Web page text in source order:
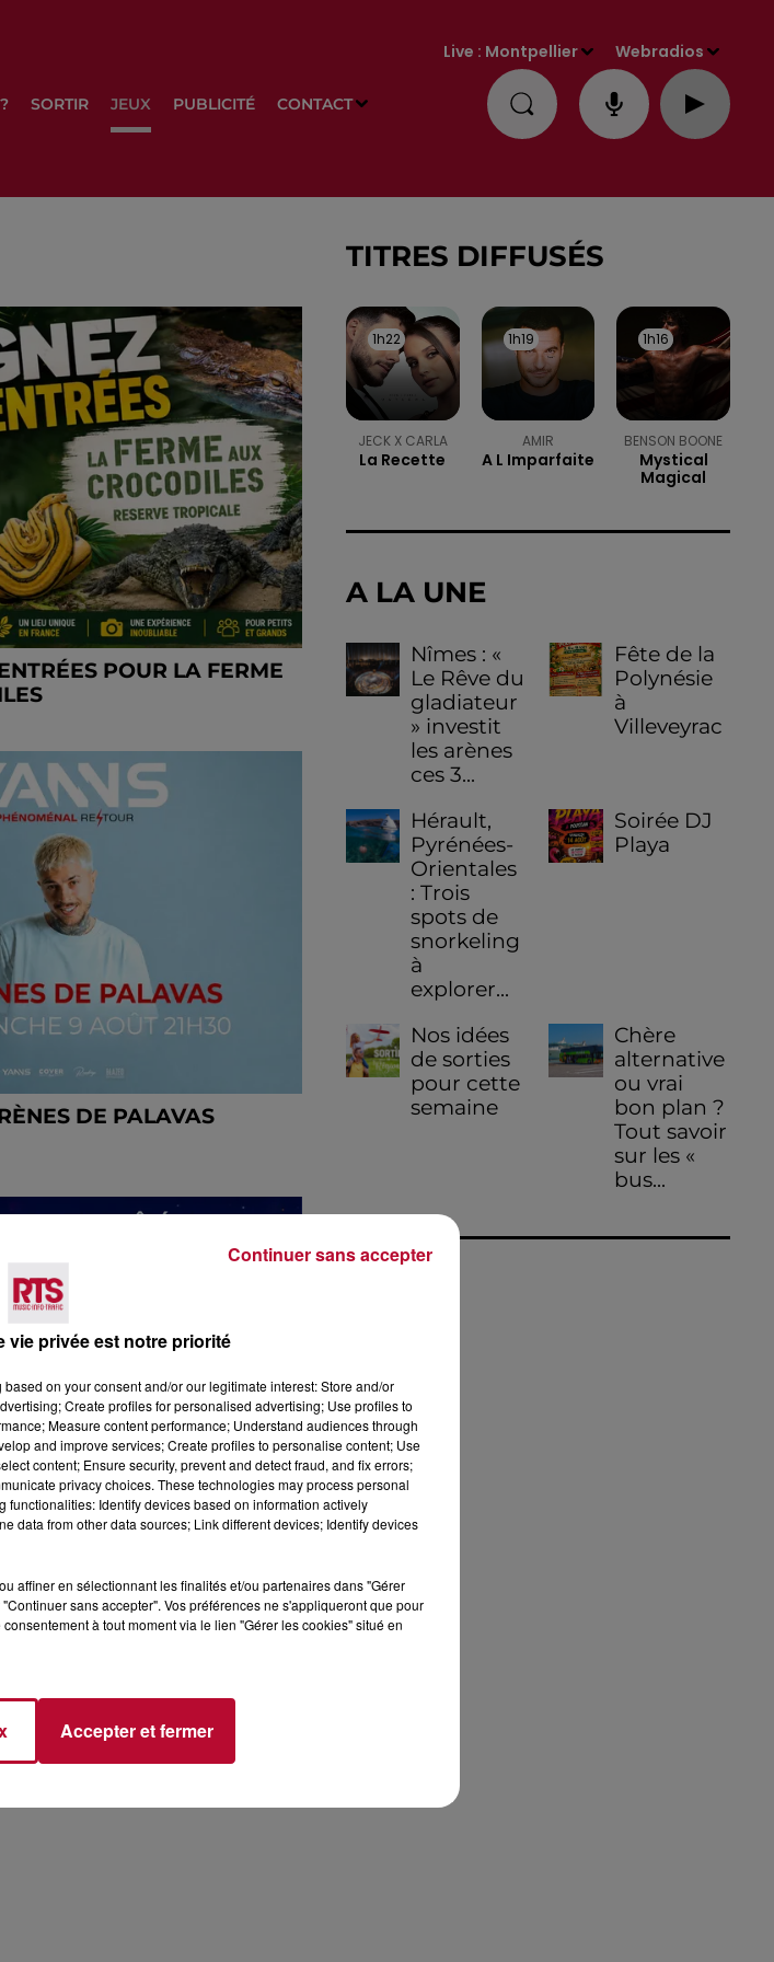
SORTIR JEUX PUBLICITÉ CONTACT
Live : Montpellier Webradios
POUR LA FERME
DE PALAVAS
AUX ARÈNES DU GRAU
TITRES DIFFUSÉS
1h22
1h22
JECK X CARLA
La Recette
1h19
1h19
AMIR
A L Imparfaite
1h16
1h16
BENSON BOONE
Mystical
Magical
A LA UNE
Nîmes : «
Le Rêve du
gladiateur
» investit
les arènes
ces 3...
Fête de la
Polynésie
à
Villeveyrac
Hérault,
Pyrénées-
Orientales
: Trois
spots de
snorkeling
à
explorer...
Soirée DJ
Playa
Nos idées
de sorties
pour cette
semaine
Chère
alternative
ou vrai
bon plan ?
Tout savoir
sur les «
bus...
vie privée est notre priorité
on your consent and/or our legitimate interest: Store and/or
Create profiles for personalised advertising; Use profiles to
Measure content performance; Understand audiences through
and improve services; Create profiles to personalise content; Use
content; Ensure security, prevent and detect fraud, and fix errors;
privacy choices. These technologies may process personal
Identify devices based on information actively
data from other data sources; Link different devices; Identify devices
affiner en sélectionnant les finalités et/ou partenaires dans "Gérer
sans accepter". Vos préférences ne s'appliqueront que pour
à tout moment via le lien "Gérer les cookies" situé en
Accepter et fermer
Continuer sans accepter